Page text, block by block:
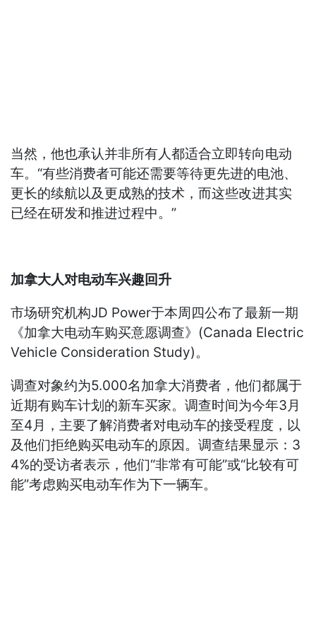
当然，他也承认并非所有人都适合立即转向电动
车。“有些消费者可能还需要等待更先进的电池、
更长的续航以及更成熟的技术，而这些改进其实
已经在研发和推进过程中。”
加拿大人对电动车兴趣回升
市场研究机构JD Power于本周四公布了最新一期
《加拿大电动车购买意愿调查》(Canada Electric
Vehicle Consideration Study)。
调查对象约为5.000名加拿大消费者，他们都属于
近期有购车计划的新车买家。调查时间为今年3月
至4月，主要了解消费者对电动车的接受程度，以
及他们拒绝购买电动车的原因。调查结果显示：3
4%的受访者表示，他们“非常有可能”或“比较有可
能”考虑购买电动车作为下一辆车。